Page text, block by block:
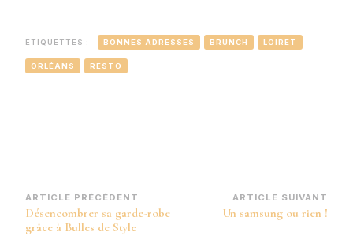
ÉTIQUETTES : BONNES ADRESSES BRUNCH LOIRET
ORLÉANS RESTO
Navigation
d’article
ARTICLE PRÉCÉDENT
Désencombrer sa garde-robe
grâce à Bulles de Style
ARTICLE SUIVANT
Un samsung ou rien !